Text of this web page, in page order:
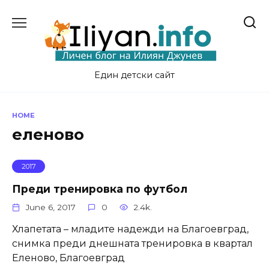
Един детски сайт
HOME
еленово
2017
Преди тренировка по футбол
June 6, 2017 0 2.4k.
Хлапетата – младите надежди на Благоевград,
снимка преди днешната тренировка в квартал
Еленово, Благоевград